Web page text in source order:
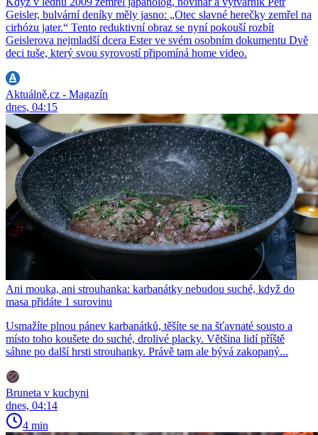
Geisler, bulvární deníky měly jasno: „Otec slavné herečky zemřel na
cirhózu jater.“ Tento reduktivní obraz se nyní pokouší rozbít
Geislerova nejmladší dcera Ester ve svém osobním dokumentu Dvě
deci tuše, který svou syrovostí připomíná home video.
Aktuálně.cz - Magazín
dnes, 04:15
Ani mouka, ani strouhanka: karbanátky nebudou suché, když do
masa přidáte 1 surovinu
Usmažíte plnou pánev karbanátků, těšíte se na šťavnaté sousto a
místo toho koušete do suché, drolivé placky. Většina lidí příště
sáhne po další hrsti strouhanky. Právě tam ale bývá zakopaný...
Bruneta v kuchyni
dnes, 04:14
4 min